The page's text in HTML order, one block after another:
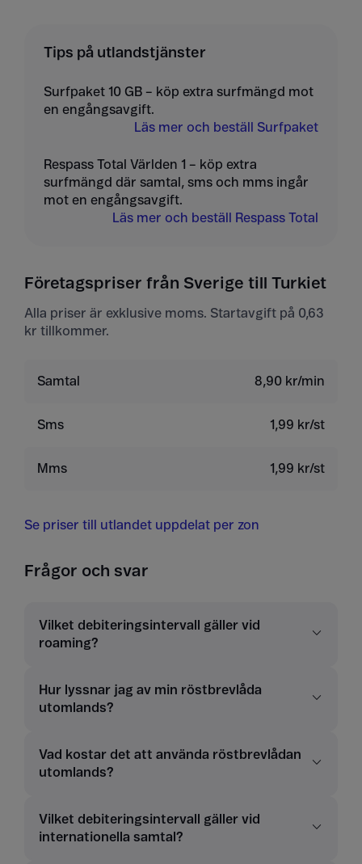
Tips på utlandstjänster
Surfpaket 10 GB – köp extra surfmängd mot
en engångsavgift.
Läs mer och beställ Surfpaket
Respass Total Världen 1 – köp extra
surfmängd där samtal, sms och mms ingår
mot en engångsavgift.
Läs mer och beställ Respass Total
Företagspriser från Sverige till Turkiet
Alla priser är exklusive moms. Startavgift på 0,63
kr tillkommer.
Samtal 8,90 kr/min
Sms 1,99 kr/st
Mms 1,99 kr/st
Se priser till utlandet uppdelat per zon
Frågor och svar
Vilket debiteringsintervall gäller vid
roaming?
Hur lyssnar jag av min röstbrevlåda
utomlands?
Vad kostar det att använda röstbrevlådan
utomlands?
Vilket debiteringsintervall gäller vid
internationella samtal?